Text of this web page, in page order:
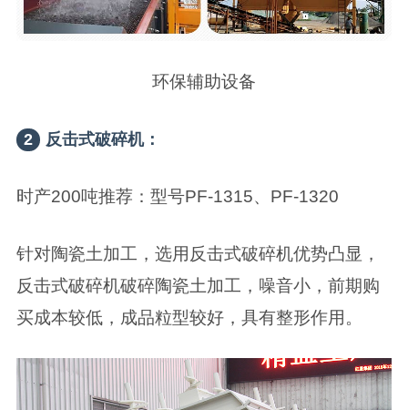
环保辅助设备
2 反击式破碎机：
时产200吨推荐：型号PF-1315、PF-1320
针对陶瓷土加工，选用反击式破碎机优势凸显，
反击式破碎机破碎陶瓷土加工，噪音小，前期购
买成本较低，成品粒型较好，具有整形作用。